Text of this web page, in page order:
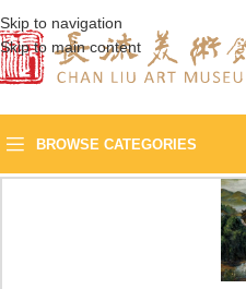
Skip to navigation
Skip to main content
BROWSE CATEGORIES